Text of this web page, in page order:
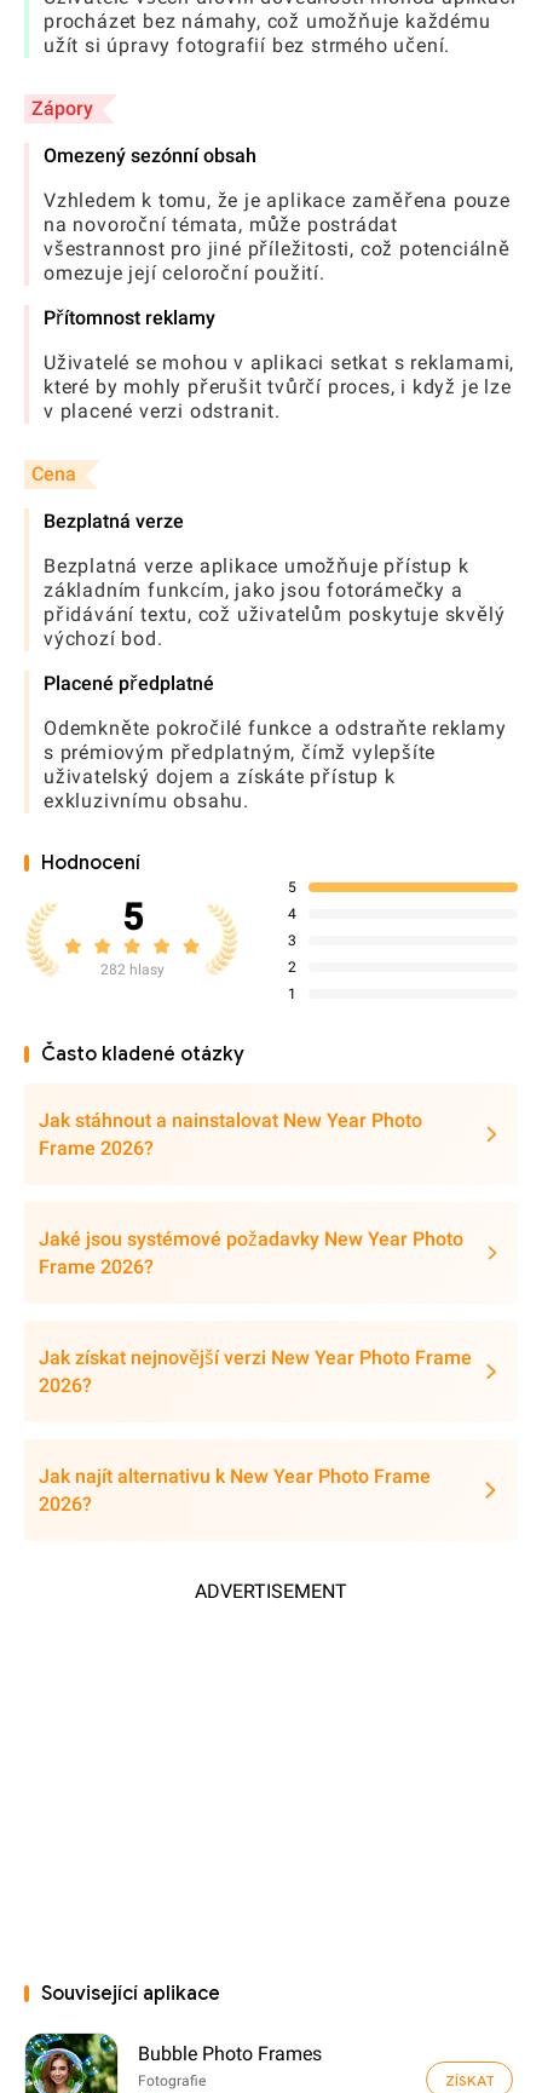
procházet bez námahy, což umožňuje každému
užít si úpravy fotografií bez strmého učení.
Zápory
Omezený sezónní obsah
Vzhledem k tomu, že je aplikace zaměřena pouze
na novoroční témata, může postrádat
všestrannost pro jiné příležitosti, což potenciálně
omezuje její celoroční použití.
Přítomnost reklamy
Uživatelé se mohou v aplikaci setkat s reklamami,
které by mohly přerušit tvůrčí proces, i když je lze
v placené verzi odstranit.
Cena
Bezplatná verze
Bezplatná verze aplikace umožňuje přístup k
základním funkcím, jako jsou fotorámečky a
přidávání textu, což uživatelům poskytuje skvělý
výchozí bod.
Placené předplatné
Odemkněte pokročilé funkce a odstraňte reklamy
s prémiovým předplatným, čímž vylepšíte
uživatelský dojem a získáte přístup k
exkluzivnímu obsahu.
Hodnocení
5
282 hlasy
5
4
3
2
1
Často kladené otázky
Jak stáhnout a nainstalovat New Year Photo
Frame 2026?
Jaké jsou systémové požadavky New Year Photo
Frame 2026?
Jak získat nejnovější verzi New Year Photo Frame
2026?
Jak najít alternativu k New Year Photo Frame
2026?
ADVERTISEMENT
Související aplikace
Bubble Photo Frames
Fotografie ZÍSKAT